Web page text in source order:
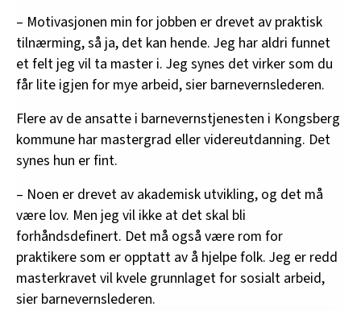
– Motivasjonen min for jobben er drevet av praktisk
tilnærming, så ja, det kan hende. Jeg har aldri funnet
et felt jeg vil ta master i. Jeg synes det virker som du
får lite igjen for mye arbeid, sier barnevernslederen.
Flere av de ansatte i barnevernstjenesten i Kongsberg
kommune har mastergrad eller videreutdanning. Det
synes hun er fint.
– Noen er drevet av akademisk utvikling, og det må
være lov. Men jeg vil ikke at det skal bli
forhåndsdefinert. Det må også være rom for
praktikere som er opptatt av å hjelpe folk. Jeg er redd
masterkravet vil kvele grunnlaget for sosialt arbeid,
sier barnevernslederen.